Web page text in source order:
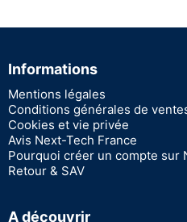
Informations
Mentions légales
Conditions générales de
Cookies et vie privée
Avis Next-Tech France
Pourquoi créer un compte sur
Retour & SAV
A découvrir